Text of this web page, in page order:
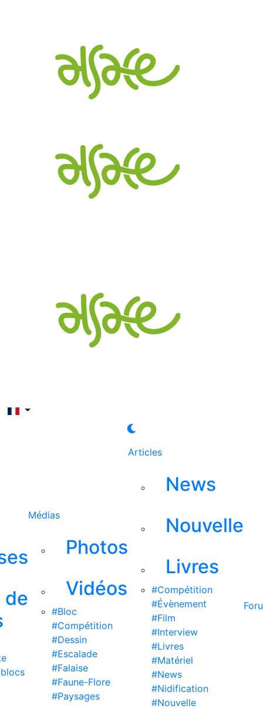
de
Médias
Photos
Vidéos
#Bloc
#Compétition
#Dessin
#Escalade
#Falaise
#Faune-Flore
#Paysages
Articles
News
Nouvelle
Livres
#Compétition
#Évènement
#Film
#Interview
#Livres
#Matériel
#News
#Nidification
#Nouvelle